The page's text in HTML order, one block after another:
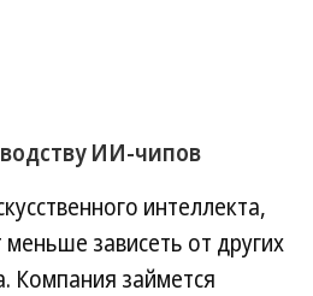
ИИ-чипов
интеллекта,
зависеть от других
Компания займется